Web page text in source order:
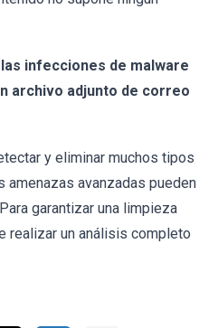
infecciones de malware
archivo adjunto de correo
y eliminar muchos tipos
amenazas avanzadas pueden
garantizar una limpieza
realizar un análisis completo